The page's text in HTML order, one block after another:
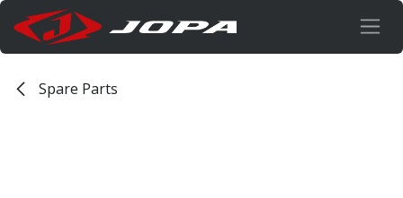
Overslaan naar inhoud
Spare Parts